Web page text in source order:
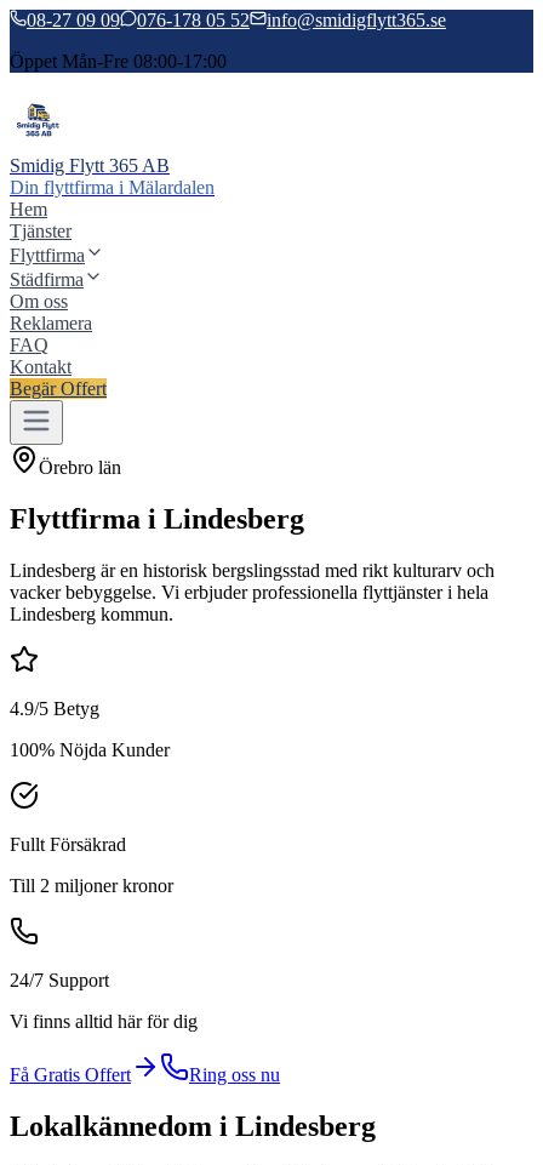
08-27 09 09 076-178 05 52
info@smidigflytt365.se
Öppet Mån-Fre 08:00-17:00
Smidig Flytt 365 AB
Din flyttfirma i Mälardalen
Hem
Tjänster
Flyttfirma
Städfirma
Om oss
Reklamera
FAQ
Kontakt
Begär Offert
Örebro län
Flyttfirma i Lindesberg
Lindesberg är en historisk bergslingsstad med rikt kulturarv och
vacker bebyggelse. Vi erbjuder professionella flyttjänster i hela
Lindesberg kommun.
4.9/5 Betyg
100% Nöjda Kunder
Fullt Försäkrad
Till 2 miljoner kronor
24/7 Support
Vi finns alltid här för dig
Få Gratis Offert Ring oss nu
Lokalkännedom i Lindesberg